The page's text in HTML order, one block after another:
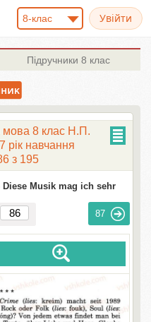
8-клас
Підручники 8 клас
мова 8 клас Н.П.
рік навчання
з 195
Diese Musik mag ich sehr
87